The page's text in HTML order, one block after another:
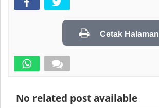
Cetak Halaman
No related post available